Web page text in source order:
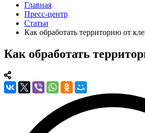
Главная
Пресс-центр
Статьи
Как обработать территорию от
Как обработать